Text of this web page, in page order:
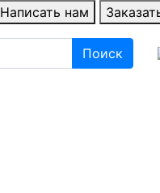
Написать нам
Поиск